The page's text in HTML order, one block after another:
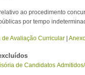
ao procedimento
por tempo
de Avaliação Curricular |
de Candidatos